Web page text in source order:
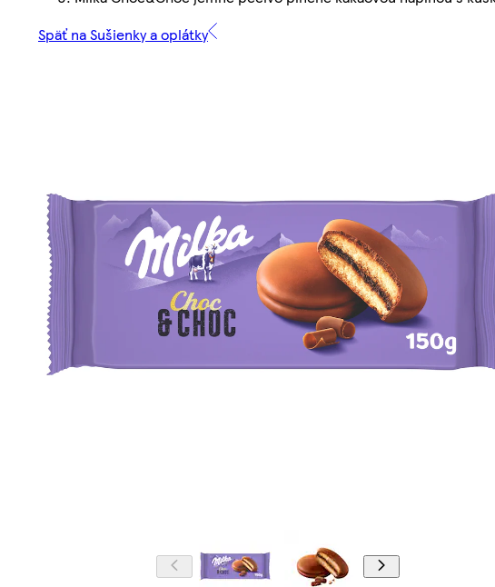
Späť na Sušienky a oplátky